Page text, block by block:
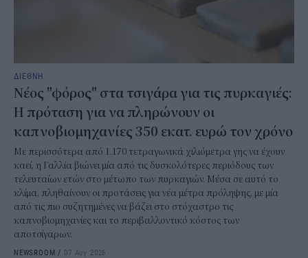
ΔΙΕΘΝΗ
Νέος "φόρος" στα τσιγάρα για τις πυρκαγιές:
Η πρόταση για να πληρώνουν οι
καπνοβιομηχανίες 350 εκατ. ευρώ τον χρόνο
Με περισσότερα από 1.170 τετραγωνικά χιλιόμετρα γης να έχουν
καεί, η Γαλλία βιώνει μία από τις δυσκολότερες περιόδους των
τελευταίων ετών στο μέτωπο των πυρκαγιών. Μέσα σε αυτό το
κλίμα, πληθαίνουν οι προτάσεις για νέα μέτρα πρόληψης, με μία
από τις πιο συζητημένες να βάζει στο στόχαστρο τις
καπνοβιομηχανίες και το περιβαλλοντικό κόστος των
αποτσίγαρων.
NEWSROOM / 07 Αυγ 2026